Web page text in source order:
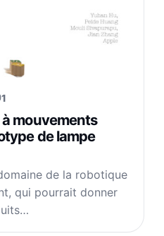
1
mouvements
de lampe
de la robotique
qui pourrait donner